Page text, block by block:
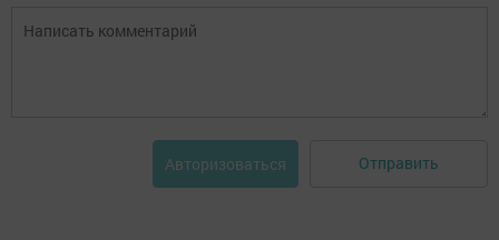
Авторизоваться Отправить